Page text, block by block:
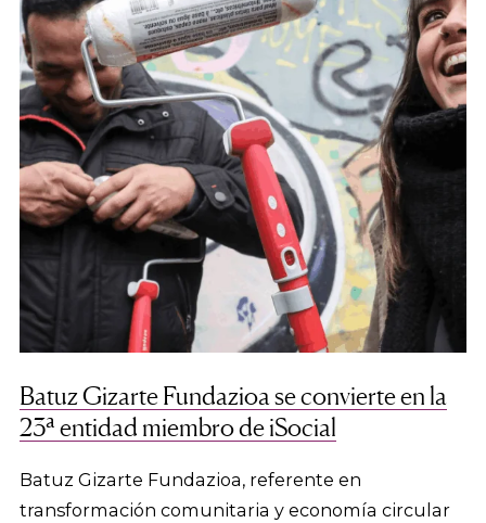
Batuz Gizarte Fundazioa se convierte en la
23ª entidad miembro de iSocial
Batuz Gizarte Fundazioa, referente en
transformación comunitaria y economía circular